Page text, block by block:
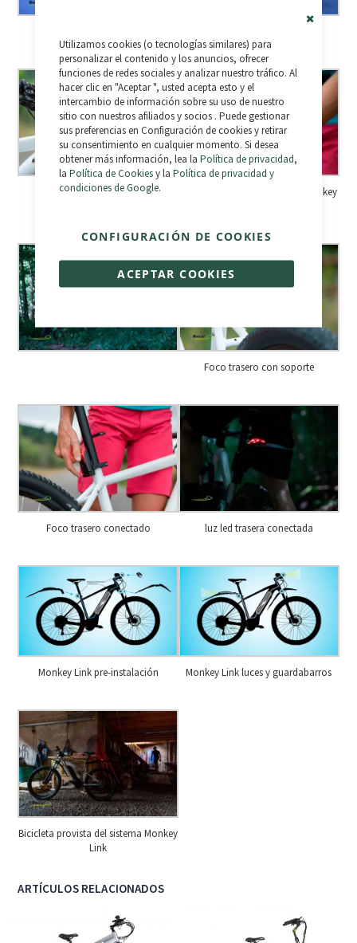
Utilizamos cookies (o tecnologías similares) para
personalizar el contenido y los anuncios, ofrecer
funciones de redes sociales y analizar nuestro tráfico. Al
hacer clic en "Aceptar ", usted acepta esto y el
intercambio de información sobre su uso de nuestro
sitio con nuestros afiliados y socios . Puede gestionar
sus preferencias en Configuración de cookies y retirar
su consentimiento en cualquier momento. Si desea
obtener más información, lea la Política de privacidad,
la Política de Cookiesy la Política de privacidad y
condiciones de Google.
ACEPTAR COOKIES
CONFIGURACIÓN DE COOKIES
soporte y foco delantero
foco delantero conectado – Monkey
Foco trasero con soporte
Foco trasero conectado luz led trasera conectada
Monkey Link pre-instalación Monkey Link luces y guardabarros
Bicicleta provista del sistema Monkey
Link
ARTÍCULOS RELACIONADOS